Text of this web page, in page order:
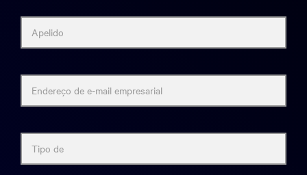
Apelido
Endereço de e-mail empresarial
Tipo de